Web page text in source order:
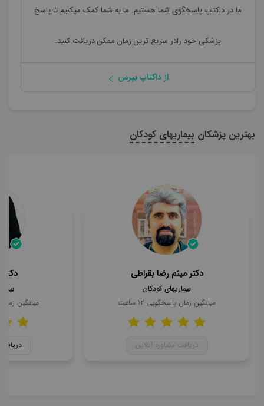
ما در داکتاپ پاسخگوی شما هستیم. ما به شما کمک میکنیم تا پاسخ
پزشکی خود رادر سریع ترین زمان ممکن دریافت کنید.
از داکتاپ بپرس
بهترین پزشکان بیماریهای کودکان
دکتر میثم رضا بقراطی
بیماریهای کودکان
میانگین زمان پاسخگویی 12 ساعت
دریافت مشاوره آنلاین
میانگین